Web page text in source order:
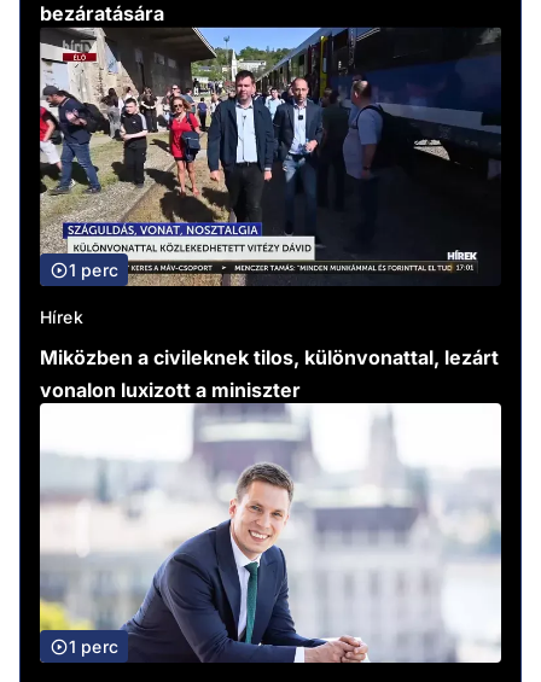
bezáratására
1 perc
Hírek
Miközben a civileknek tilos, különvonattal, lezárt
vonalon luxizott a miniszter
1 perc